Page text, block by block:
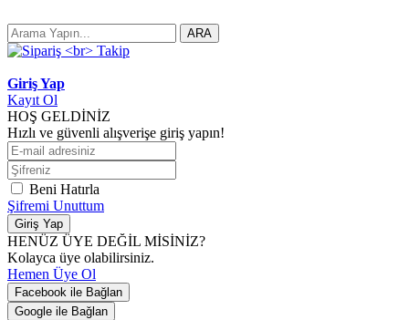
ARA
Giriş Yap
Kayıt Ol
HOŞ GELDİNİZ
Hızlı ve güvenli alışverişe giriş yapın!
Beni Hatırla
Şifremi Unuttum
Giriş Yap
HENÜZ ÜYE DEĞİL MİSİNİZ?
Kolayca üye olabilirsiniz.
Hemen Üye Ol
Facebook ile Bağlan
Google ile Bağlan